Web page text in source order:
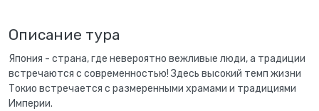
Описание тура
Япония - страна, где невероятно вежливые люди, а традиции
встречаются с современностью! Здесь высокий темп жизни
Токио встречается с размеренными храмами и традициями
Империи.